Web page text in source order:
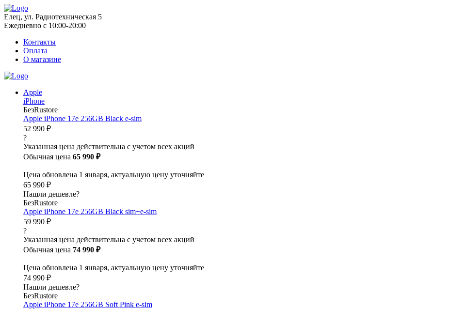
Елец, ул. Радиотехническая 5
Ежедневно с 10:00-20:00
Контакты
Оплата
О магазине
Apple
iPhone
БезRustore
Apple iPhone 17e 256GB Black e-sim
52 990 ₽
?
Указанная цена действительна с учетом всех акций
Обычная цена 65 990 ₽
Цена обновлена 1 января, актуальную цену уточняйте
65 990 ₽
Нашли дешевле?
БезRustore
Apple iPhone 17e 256GB Black sim+e-sim
59 990 ₽
?
Указанная цена действительна с учетом всех акций
Обычная цена 74 990 ₽
Цена обновлена 1 января, актуальную цену уточняйте
74 990 ₽
Нашли дешевле?
БезRustore
Apple iPhone 17e 256GB Soft Pink e-sim